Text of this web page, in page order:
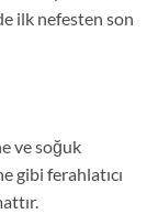
ilk nefesten son
ve soğuk
gibi ferahlatıcı